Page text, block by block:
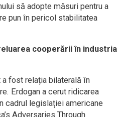
să adopte măsuri pentru a
pun în pericol stabilitatea
cooperării în industria
fost relația bilaterală în
Erdogan a cerut ridicarea
cadrul legislației americane
Adversaries Through